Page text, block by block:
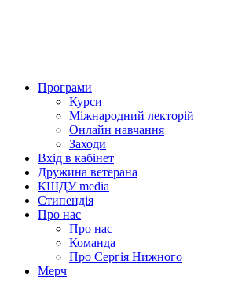
Програми
Курси
Міжнародний лекторій
Онлайн навчання
Заходи
Вхід в кабінет
Дружина ветерана
КШДУ media
Стипендія
Про нас
Про нас
Команда
Про Сергія Нижного
Мерч